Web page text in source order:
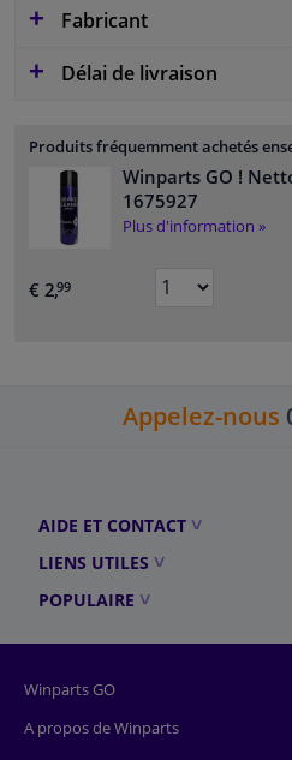
Fabricant
Délai de livraison
Produits fréquemment achetés
Winparts GO !
1675927
Plus d'information »
€ 2,99
Appelez-nous
AIDE ET CONTACT
LIENS UTILES
POPULAIRE
Winparts GO
A propos de Winparts